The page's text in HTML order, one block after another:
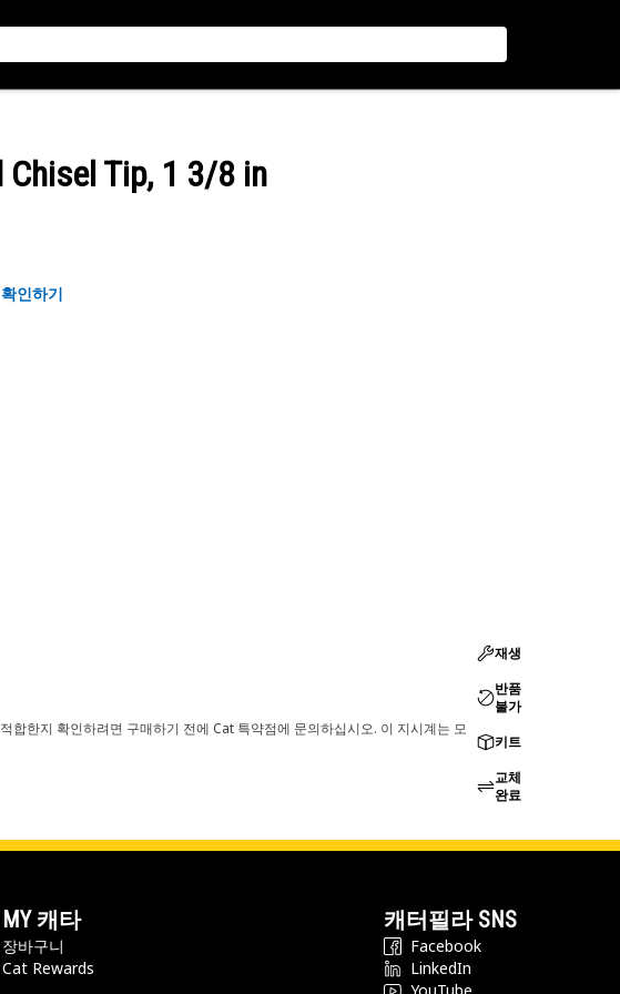
Chisel Tip, 1 3/8 in
인하기
한지 확인하려면 구매하기 전에 Cat 특약점에 문의하십시오. 이 지시계는 모
재생
반품
불가
키트
교체
완료
MY 캐타
장바구니
Cat Rewards
캐터필라 SNS
Facebook
LinkedIn